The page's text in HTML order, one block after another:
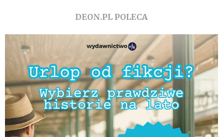
DEON.PL POLECA